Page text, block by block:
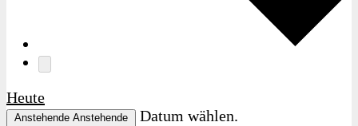
Heute
Anstehende Anstehende Datum wählen.